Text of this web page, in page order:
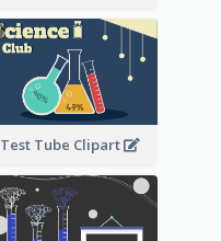
Test Tube Clipart